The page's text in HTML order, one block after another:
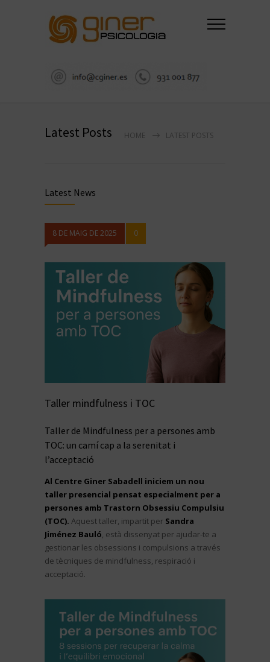
Latest Posts HOME LATEST POSTS
Latest News
8 DE MAIG DE 2025 0
Taller mindfulness i TOC
Taller de Mindfulness per a persones amb
TOC: un camí cap a la serenitat i
l’acceptació
Al Centre Giner Sabadell iniciem un nou
taller presencial pensat especialment per a
persones amb Trastorn Obsessiu Compulsiu
(TOC). Aquest taller, impartit per Sandra
Jiménez Bauló, està dissenyat per ajudar-te a
gestionar les obsessions i compulsions a través
de tècniques de mindfulness, respiració i
acceptació.